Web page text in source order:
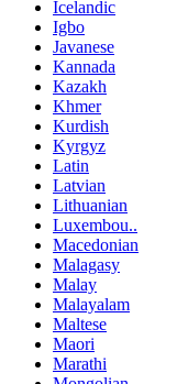
Icelandic
Igbo
Javanese
Kannada
Kazakh
Khmer
Kurdish
Kyrgyz
Latin
Latvian
Lithuanian
Luxembou..
Macedonian
Malagasy
Malay
Malayalam
Maltese
Maori
Marathi